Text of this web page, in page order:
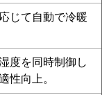
PCZ-
ZRMP80SK4
PCZ-
ZRMP80SK3
PCZ-
じて自動で冷暖
度を同時制御し
性向上。